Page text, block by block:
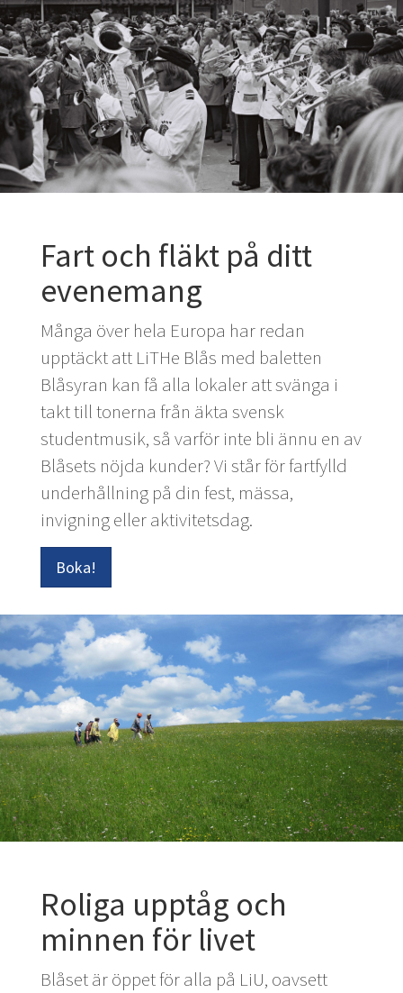
Fart och fläkt på ditt
evenemang
Många över hela Europa har redan
upptäckt att LiTHe Blås med baletten
Blåsyran kan få alla lokaler att svänga i
takt till tonerna från äkta svensk
studentmusik, så varför inte bli ännu en av
Blåsets nöjda kunder? Vi står för fartfylld
underhållning på din fest, mässa,
invigning eller aktivitetsdag.
Boka!
Roliga upptåg och
minnen för livet
Blåset är öppet för alla på LiU, oavsett